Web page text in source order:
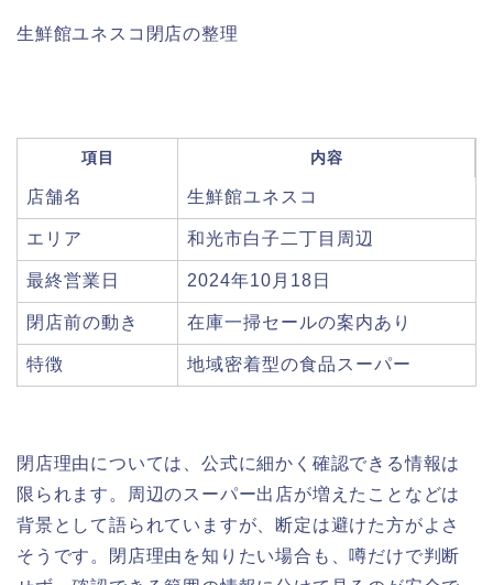
生鮮館ユネスコ閉店の整理
項目 内容
店舗名 生鮮館ユネスコ
エリア 和光市白子二丁目周辺
最終営業日 2024年10月18日
閉店前の動き 在庫一掃セールの案内あり
特徴 地域密着型の食品スーパー
閉店理由については、公式に細かく確認できる情報は
限られます。周辺のスーパー出店が増えたことなどは
背景として語られていますが、断定は避けた方がよさ
そうです。閉店理由を知りたい場合も、噂だけで判断